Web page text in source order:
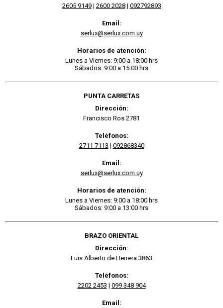
2605 9149| 2600 2028| 092792893
Email:
serlux@serlux.com.uy
Horarios de atención:
Lunes a Viernes: 9:00 a 18:00 hrs
Sábados: 9:00 a 15:00 hrs
PUNTA CARRETAS
Dirección:
Francisco Ros 2781
Teléfonos:
2711 7113 | 092868340
Email:
serlux@serlux.com.uy
Horarios de atención:
Lunes a Viernes: 9:00 a 18:00 hrs
Sábados: 9:00 a 13:00 hrs
BRAZO ORIENTAL
Dirección:
Luis Alberto de Herrera 3863
Teléfonos:
2202 2453 | 099 348 904
Email: